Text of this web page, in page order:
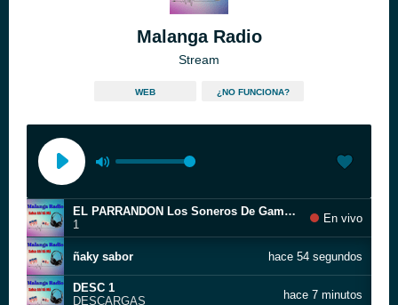
Malanga Radio
Stream
WEB ¿NO FUNCIONA?
EL PARRANDON Los Soneros De Gamero
1
En vivo
ñaky sabor hace 54 segundos
DESC 1
DESCARGAS
hace 7 minutos